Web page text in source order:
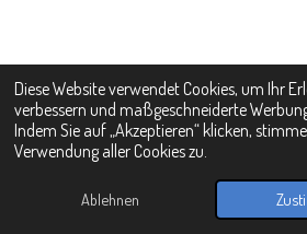
Diese Website verwendet Cookies, um Ihr
verbessern und maßgeschneiderte
Indem Sie auf „Akzeptieren“ klicken,
Verwendung aller Cookies zu.
Ablehnen
Mit Unterstützung vonWebador